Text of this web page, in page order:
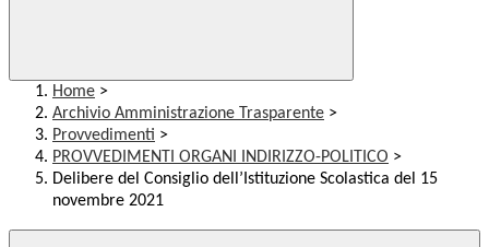
Home >
Archivio Amministrazione Trasparente >
Provvedimenti >
PROVVEDIMENTI ORGANI INDIRIZZO-POLITICO >
Delibere del Consiglio dell’Istituzione Scolastica del 15
novembre 2021